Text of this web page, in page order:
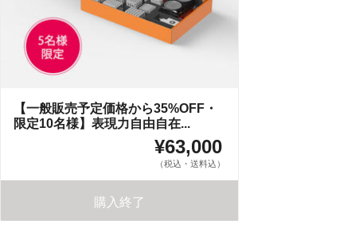
【一般販売予定価格から35%OFF・
限定10名様】表現力自由自在...
¥63,000
（税込・送料込）
購入終了